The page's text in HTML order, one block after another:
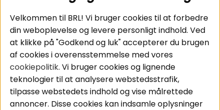
Populære sider
Pakkeløsninger
Bilstereo
Højttalere
Forstærker
Smartphone
Tilbehør
Kabler
Kundeservice
Cookies
Handelsbetingelser
Personvernpolicy
Service / Garanti /
Retur
Velkommen til BRL! Vi bruger cookies til at forbedre
din weboplevelse og levere personligt indhold. Ved
at klikke på "Godkend og luk" accepterer du brugen
af cookies i overensstemmelse med vores
cookiepolitik. Vi bruger cookies og lignende
teknologier til at analysere webstedsstrafik,
tilpasse webstedets indhold og vise målrettede
annoncer. Disse cookies kan indsamle oplysninger